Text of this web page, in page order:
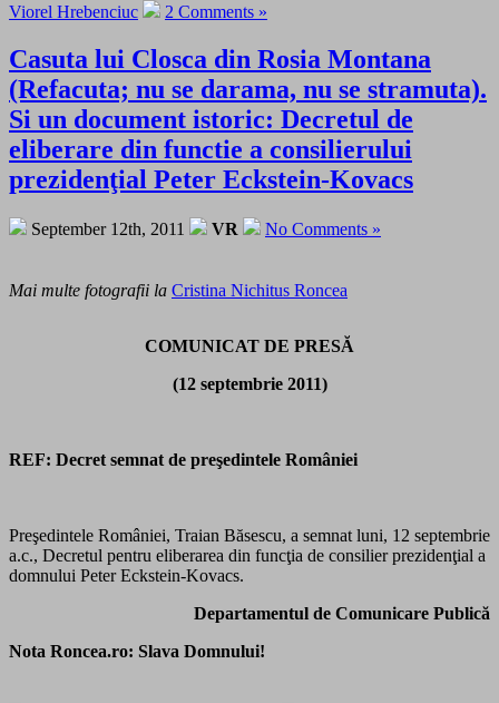
Viorel Hrebenciuc
2 Comments »
Casuta lui Closca din Rosia Montana
(Refacuta; nu se darama, nu se stramuta).
Si un document istoric: Decretul de
eliberare din functie a consilierului
prezidenţial Peter Eckstein-Kovacs
September 12th, 2011 VR No Comments »
Mai multe fotografii la Cristina Nichitus Roncea
COMUNICAT DE PRESĂ
(12 septembrie 2011)
REF: Decret semnat de preşedintele României
Preşedintele României, Traian Băsescu, a semnat luni, 12 septembrie
a.c., Decretul pentru eliberarea din funcţia de consilier prezidenţial a
domnului Peter Eckstein-Kovacs.
Departamentul de Comunicare Publică
Nota Roncea.ro: Slava Domnului!